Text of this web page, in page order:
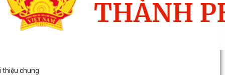
thiệu chung